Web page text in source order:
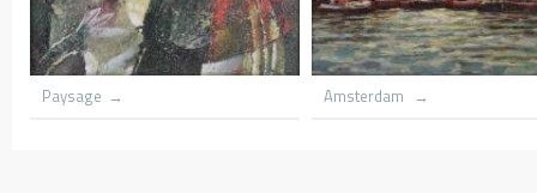
dar harbnour